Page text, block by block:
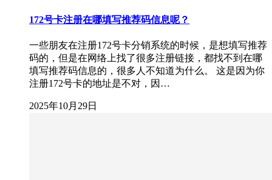
172号卡注册在哪填写推荐码信息呢？
一些朋友在注册172号卡分销系统的时候，是想填写推荐
码的，但是在网络上找了很多注册链接，都找不到在哪
填写推荐码信息的，很多人不知道为什么。 这是因为你
注册172号卡的地址是不对，因…
2025年10月29日